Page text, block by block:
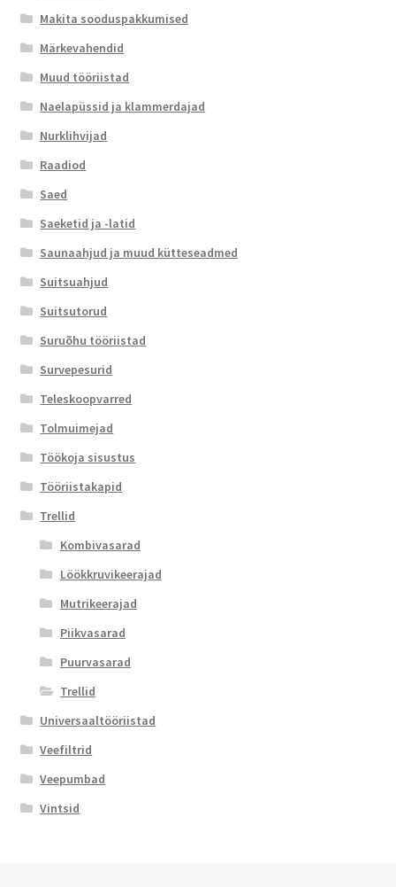
Makita sooduspakkumised
Märkevahendid
Muud tööriistad
Naelapüssid ja klammerdajad
Nurklihvijad
Raadiod
Saed
Saeketid ja -latid
Saunaahjud ja muud kütteseadmed
Suitsuahjud
Suitsutorud
Suruõhu tööriistad
Survepesurid
Teleskoopvarred
Tolmuimejad
Töökoja sisustus
Tööriistakapid
Trellid
Kombivasarad
Löökkruvikeerajad
Mutrikeerajad
Piikvasarad
Puurvasarad
Trellid
Universaaltööriistad
Veefiltrid
Veepumbad
Vintsid